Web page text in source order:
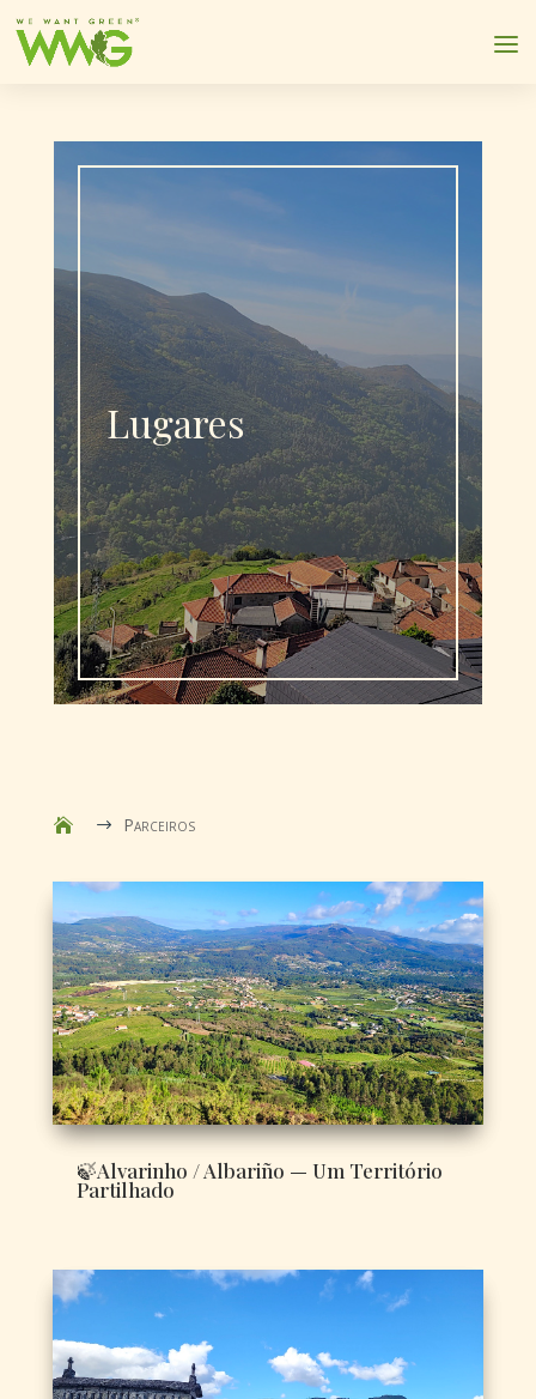
Lugares
$ Parceiros
🍃Alvarinho / Albariño — Um Território
Partilhado